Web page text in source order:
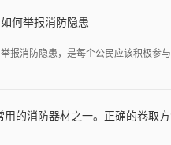
如何举报消防隐患